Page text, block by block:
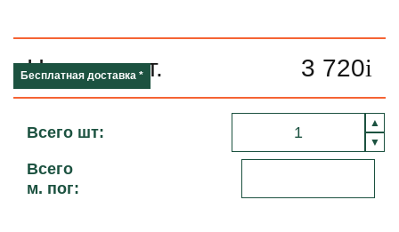
Бесплатная доставка *
Цена за шт. 3 720i
Всего шт:
Всего
м. пог: